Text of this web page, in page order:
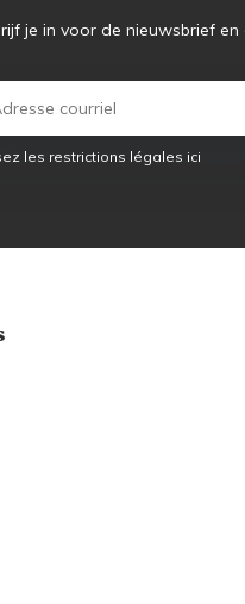
je in voor de nieuwsbrief
les restrictions légales ici